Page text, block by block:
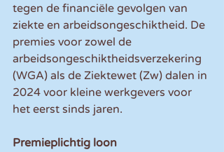
tegen de financiële gevolgen van
ziekte en arbeidsongeschiktheid. De
premies voor zowel de
arbeidsongeschiktheidsverzekering
(WGA) als de Ziektewet (Zw) dalen in
2024 voor kleine werkgevers voor
het eerst sinds jaren.
Premieplichtig loon